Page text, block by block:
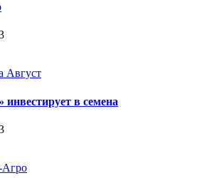
инвестирует в семена